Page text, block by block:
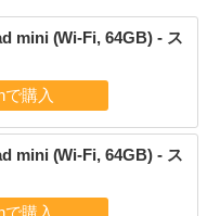
mini (Wi-Fi, 64GB) - ス
mini (Wi-Fi, 64GB) - ス